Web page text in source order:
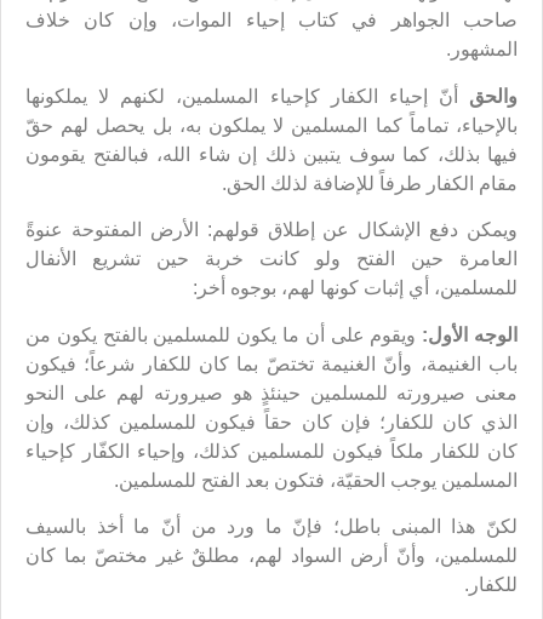
صاحب الجواهر في كتاب إحياء الموات، وإن كان خلاف
المشهور.
والحق أنّ إحياء الكفار كإحياء المسلمين، لكنهم لا يملكونها
بالإحياء، تماماً كما المسلمين لا يملكون به، بل يحصل لهم حقّ
فيها بذلك، كما سوف يتبين ذلك إن شاء الله، فبالفتح يقومون
مقام الكفار طرفاً للإضافة لذلك الحق.
ويمكن دفع الإشكال عن إطلاق قولهم: الأرض المفتوحة عنوةً
العامرة حين الفتح ولو كانت خربة حين تشريع الأنفال
للمسلمين، أي إثبات كونها لهم، بوجوه أخر:
الوجه الأول: ويقوم على أن ما يكون للمسلمين بالفتح يكون من
باب الغنيمة، وأنّ الغنيمة تختصّ بما كان للكفار شرعاً؛ فيكون
معنى صيرورته للمسلمين حينئذٍ هو صيرورته لهم على النحو
الذي كان للكفار؛ فإن كان حقاً فيكون للمسلمين كذلك، وإن
كان للكفار ملكاً فيكون للمسلمين كذلك، وإحياء الكفّار كإحياء
المسلمين يوجب الحقيّة، فتكون بعد الفتح للمسلمين.
لكنّ هذا المبنى باطل؛ فإنّ ما ورد من أنّ ما أخذ بالسيف
للمسلمين، وأنّ أرض السواد لهم، مطلقٌ غير مختصّ بما كان
للكفار.